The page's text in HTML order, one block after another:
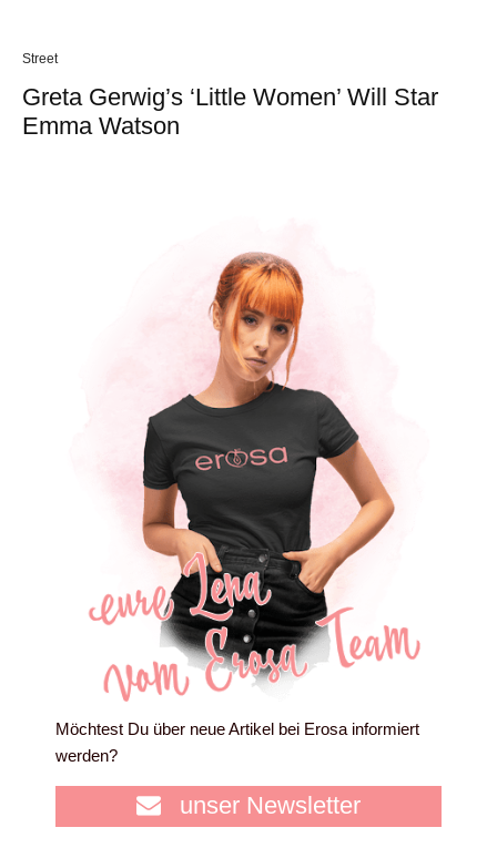
Street
Greta Gerwig’s ‘Little Women’ Will Star
Emma Watson
Möchtest Du über neue Artikel bei Erosa informiert
werden?
unser Newsletter